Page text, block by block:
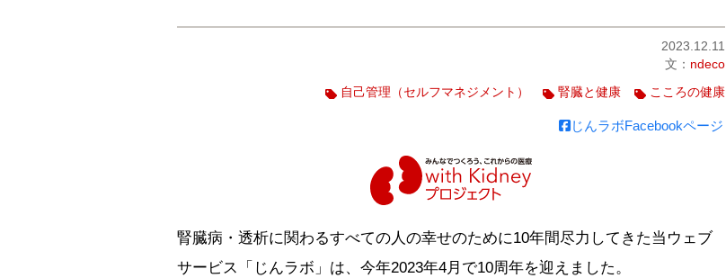
2023.12.11
文： ndeco
自己管理（セルフマネジメント） 腎臓と健康 こころの健康
じんラボFacebookページ
腎臓病・透析に関わるすべての人の幸せのために10年間尽力してきた当ウェブ
サービス「じんラボ」は、今年2023年4月で10周年を迎えました。